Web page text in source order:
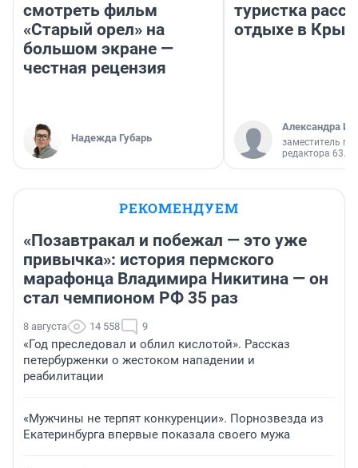
смотреть фильм
«Старый орел» на
большом экране —
честная рецензия
Надежда Губарь
туристка
отдыхе в
Александра
заместитель
редактора 63.RU
РЕКОМЕНДУЕМ
«Позавтракал и побежал — это уже
привычка»: история пермского
марафонца Владимира Никитина — он
стал чемпионом РФ 35 раз
8 августа 14 558 9
«Год преследовал и облил кислотой». Рассказ
петербурженки о жестоком нападении и
реабилитации
«Мужчины не терпят конкуренции». Порнозвезда из
Екатеринбурга впервые показала своего мужа